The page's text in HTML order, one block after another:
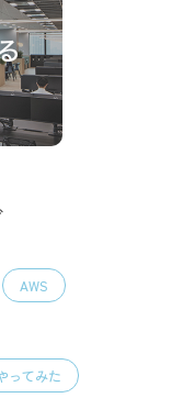
AWS
ってみた